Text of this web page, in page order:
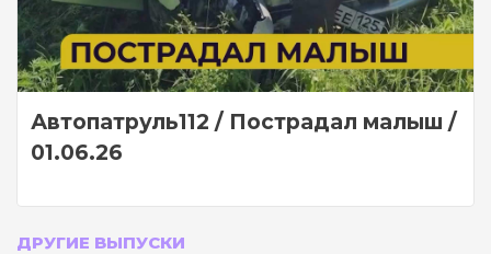
Автопатруль112 / Пострадал малыш /
01.06.26
ДРУГИЕ ВЫПУСКИ